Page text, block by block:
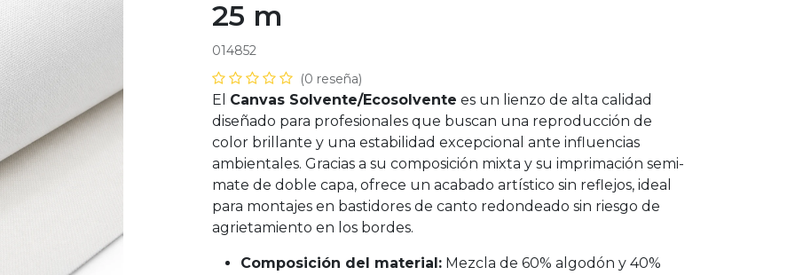
25 m
014852
(0 reseña)
El Canvas Solvente/Ecosolvente es un lienzo de alta calidad
diseñado para profesionales que buscan una reproducción de
color brillante y una estabilidad excepcional ante influencias
ambientales. Gracias a su composición mixta y su imprimación semi-
mate de doble capa, ofrece un acabado artístico sin reflejos, ideal
para montajes en bastidores de canto redondeado sin riesgo de
agrietamiento en los bordes.
Composición del material: Mezcla de 60% algodón y 40%